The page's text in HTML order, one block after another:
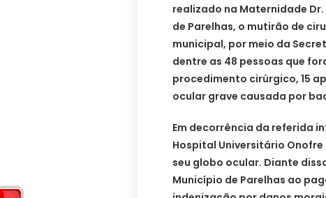
realizado na Maternidade
de Parelhas, o mutirão de
municipal, por meio da
dentre as 48 pessoas que
procedimento cirúrgico, 15
ocular grave causada por
Em decorrência da referida
Hospital Universitário Onofre
seu globo ocular. Diante
Município de Parelhas ao